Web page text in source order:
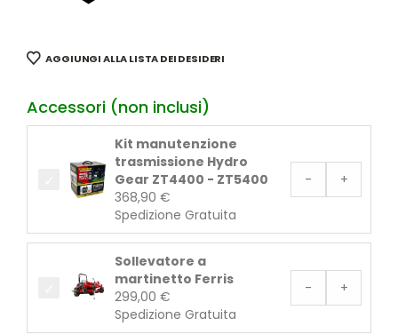
AGGIUNGI ALLA LISTA DEI DESIDERI
Accessori (non inclusi)
Kit manutenzione
trasmissione Hydro
Gear ZT4400 - ZT5400
368,90 €
Spedizione Gratuita
- +
Sollevatore a
martinetto Ferris
299,00 €
Spedizione Gratuita
- +